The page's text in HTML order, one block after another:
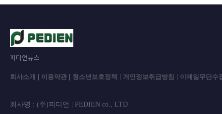
피디언뉴스
회사소개 이용약관 청소년보호정책 개인정보취급방침 이메일무단수
회사명 : (주)피디언 | PEDIEN co.,